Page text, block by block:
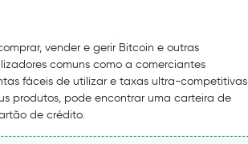
vender e gerir Bitcoin e outras
comuns como a comerciantes
fáceis de utilizar e taxas ultra-competitivas
produtos, pode encontrar uma carteira de
de crédito.